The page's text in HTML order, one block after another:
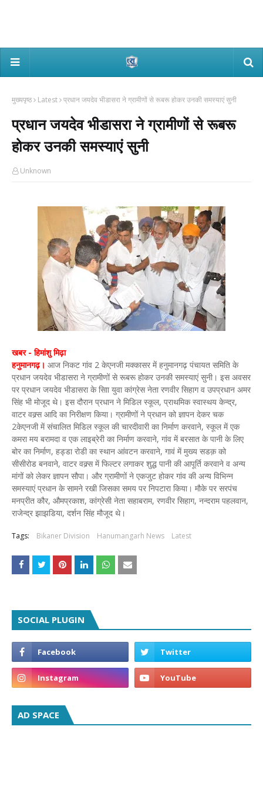
मुख्यपृष्ठ Latest प्रधान जयदेव भीडासरा ने ग्रामीणों से रूबरू होकर उनकी समस्याएं सुनी
प्रधान जयदेव भीडासरा ने ग्रामीणों से रूबरू
होकर उनकी समस्याएं सुनी
Unknown
खबर - हिमांशु मिढ़ा
हनुमानगढ़। आज निकट गांव 2 केएनजी मक्कासर में हनुमानगढ़ पंचायत समिति के
प्रधान जयदेव भीडासरा ने ग्रामीणों से रूबरू होकर उनकी समस्याएं सुनी। इस अवसर
पर प्रधान जयदेव भीडासरा के सााि युवा कांग्रेस नेता रणवीर सिहाग व उपप्रधान अमर
सिंह भी मोजूद थे। इस दौरान प्रधान ने मिडिल स्कूल, प्राथमिक स्वास्थय केन्द्र,
वाटर वक्र्स आदि का निरीक्षण किया। ग्रामीणों ने प्रधान को ज्ञापन देकर चक
2केएनजी में संचालित मिडिल स्कूल की चारदीवारी का निर्माण करवाने, स्कूल में एक
कमरा मय बरामदा व एक लाइब्रेरी का निर्माण करवाने, गांव में बरसात के पानी के लिए
बोर का निर्माण, हड्डा रोडी का स्थान आंवटन करवाने, गावं में मुख्य सडक़ को
सीसीरोड बनवाने, वाटर वक्र्स में फिल्टर लगाकर शुद्ध पानी की आपूर्ति करवाने व अन्य
मांगों को लेकर ज्ञापन सौपा। और ग्रामीणों ने एकजुट होकर गांव की अन्य विभिन्न
समस्याएं प्रधान के सामने रखी जिसका समय पर निपटारा किया। मौके पर सरपंच
मनप्रीत कौर, औमप्रकाश, कांग्रेसी नेता सहाबराम, रणवीर सिहाग, नन्दराम पहलवान,
राजेन्द्र झाझडिया, दर्शन सिंह मौजूद थे।
Tags: Bikaner Division Hanumangarh News Latest
SOCIAL PLUGIN
AD SPACE